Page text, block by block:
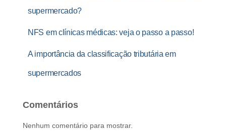
supermercado?
NFS em clínicas médicas: veja o passo a passo!
A importância da classificação tributária em
supermercados
Comentários
Nenhum comentário para mostrar.